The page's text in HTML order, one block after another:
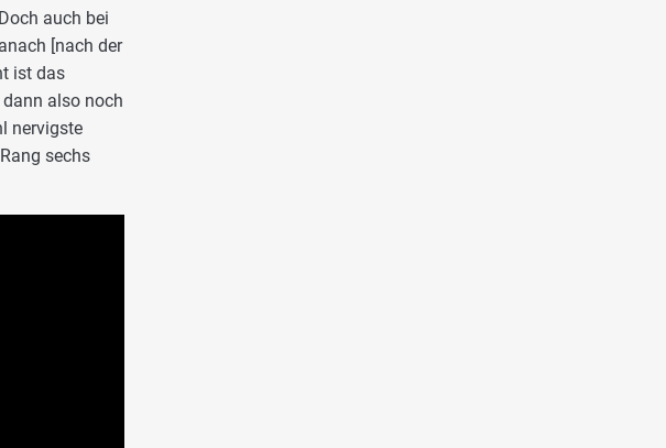
auch bei
[nach der
ist das
dann also noch
nervigste
sechs